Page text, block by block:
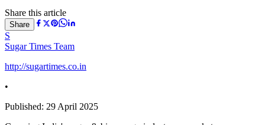
Share this article
Share
S
Sugar Times Team
http://sugartimes.co.in
•
Published: 29 April 2025